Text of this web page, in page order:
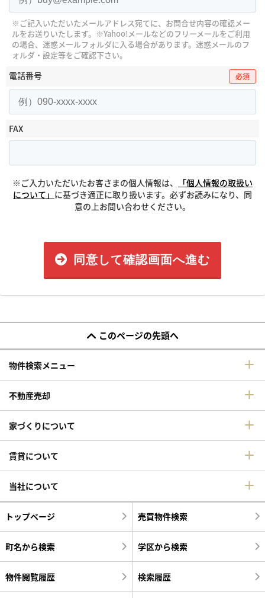
※ご記入いただいたメールアドレス宛てに、お問合せ内容の確認メー
ルをお送りいたします。 ※Yahoo!メールなどのフリーメールをご利用
の場合、迷惑メールフォルダに入る場合があります。 迷惑メールのフ
ォルダ・設定等をご確認下さい。
電話番号 必須
FAX
※ご入力いただいたお客さまの個人情報は、
「個人情報の取扱い
について」 に基づき適正に取り扱います。必ずお読みになり、同
意の上お問い合わせください。
同意して確認画面へ進む
このページの先頭へ
物件検索メニュー
不動産売却
家づくりについて
賃貸について
当社について
トップページ 売買物件検索
町名から検索 学区から検索
物件閲覧履歴 検索履歴